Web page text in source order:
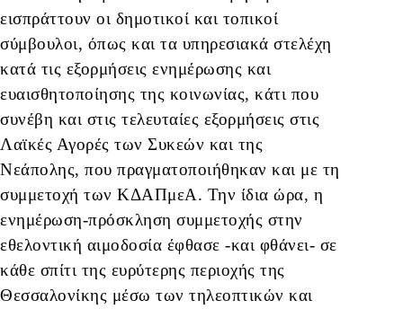
εισπράττουν οι δημοτικοί και τοπικοί
σύμβουλοι, όπως και τα υπηρεσιακά στελέχη
κατά τις εξορμήσεις ενημέρωσης και
ευαισθητοποίησης της κοινωνίας, κάτι που
συνέβη και στις τελευταίες εξορμήσεις στις
Λαϊκές Αγορές των Συκεών και της
Νεάπολης, που πραγματοποιήθηκαν και με τη
συμμετοχή των ΚΔΑΠμεΑ. Την ίδια ώρα, η
ενημέρωση-πρόσκληση συμμετοχής στην
εθελοντική αιμοδοσία έφθασε -και φθάνει- σε
κάθε σπίτι της ευρύτερης περιοχής της
Θεσσαλονίκης μέσω των τηλεοπτικών και